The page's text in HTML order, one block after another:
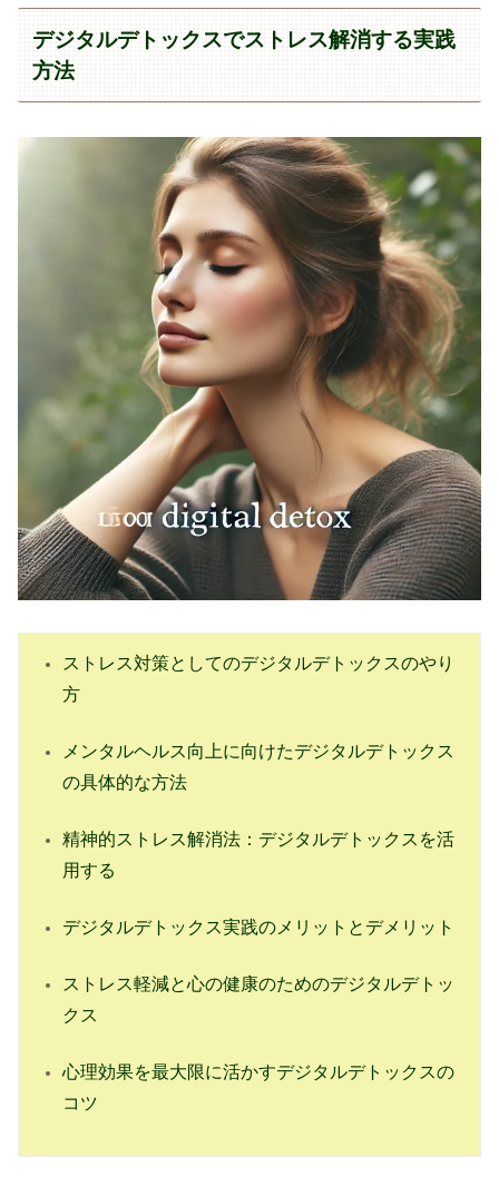
デジタルデトックスでストレス解消する実践
方法
ストレス対策としてのデジタルデトックスのやり
方
メンタルヘルス向上に向けたデジタルデトックス
の具体的な方法
精神的ストレス解消法：デジタルデトックスを活
用する
デジタルデトックス実践のメリットとデメリット
ストレス軽減と心の健康のためのデジタルデトッ
クス
心理効果を最大限に活かすデジタルデトックスの
コツ